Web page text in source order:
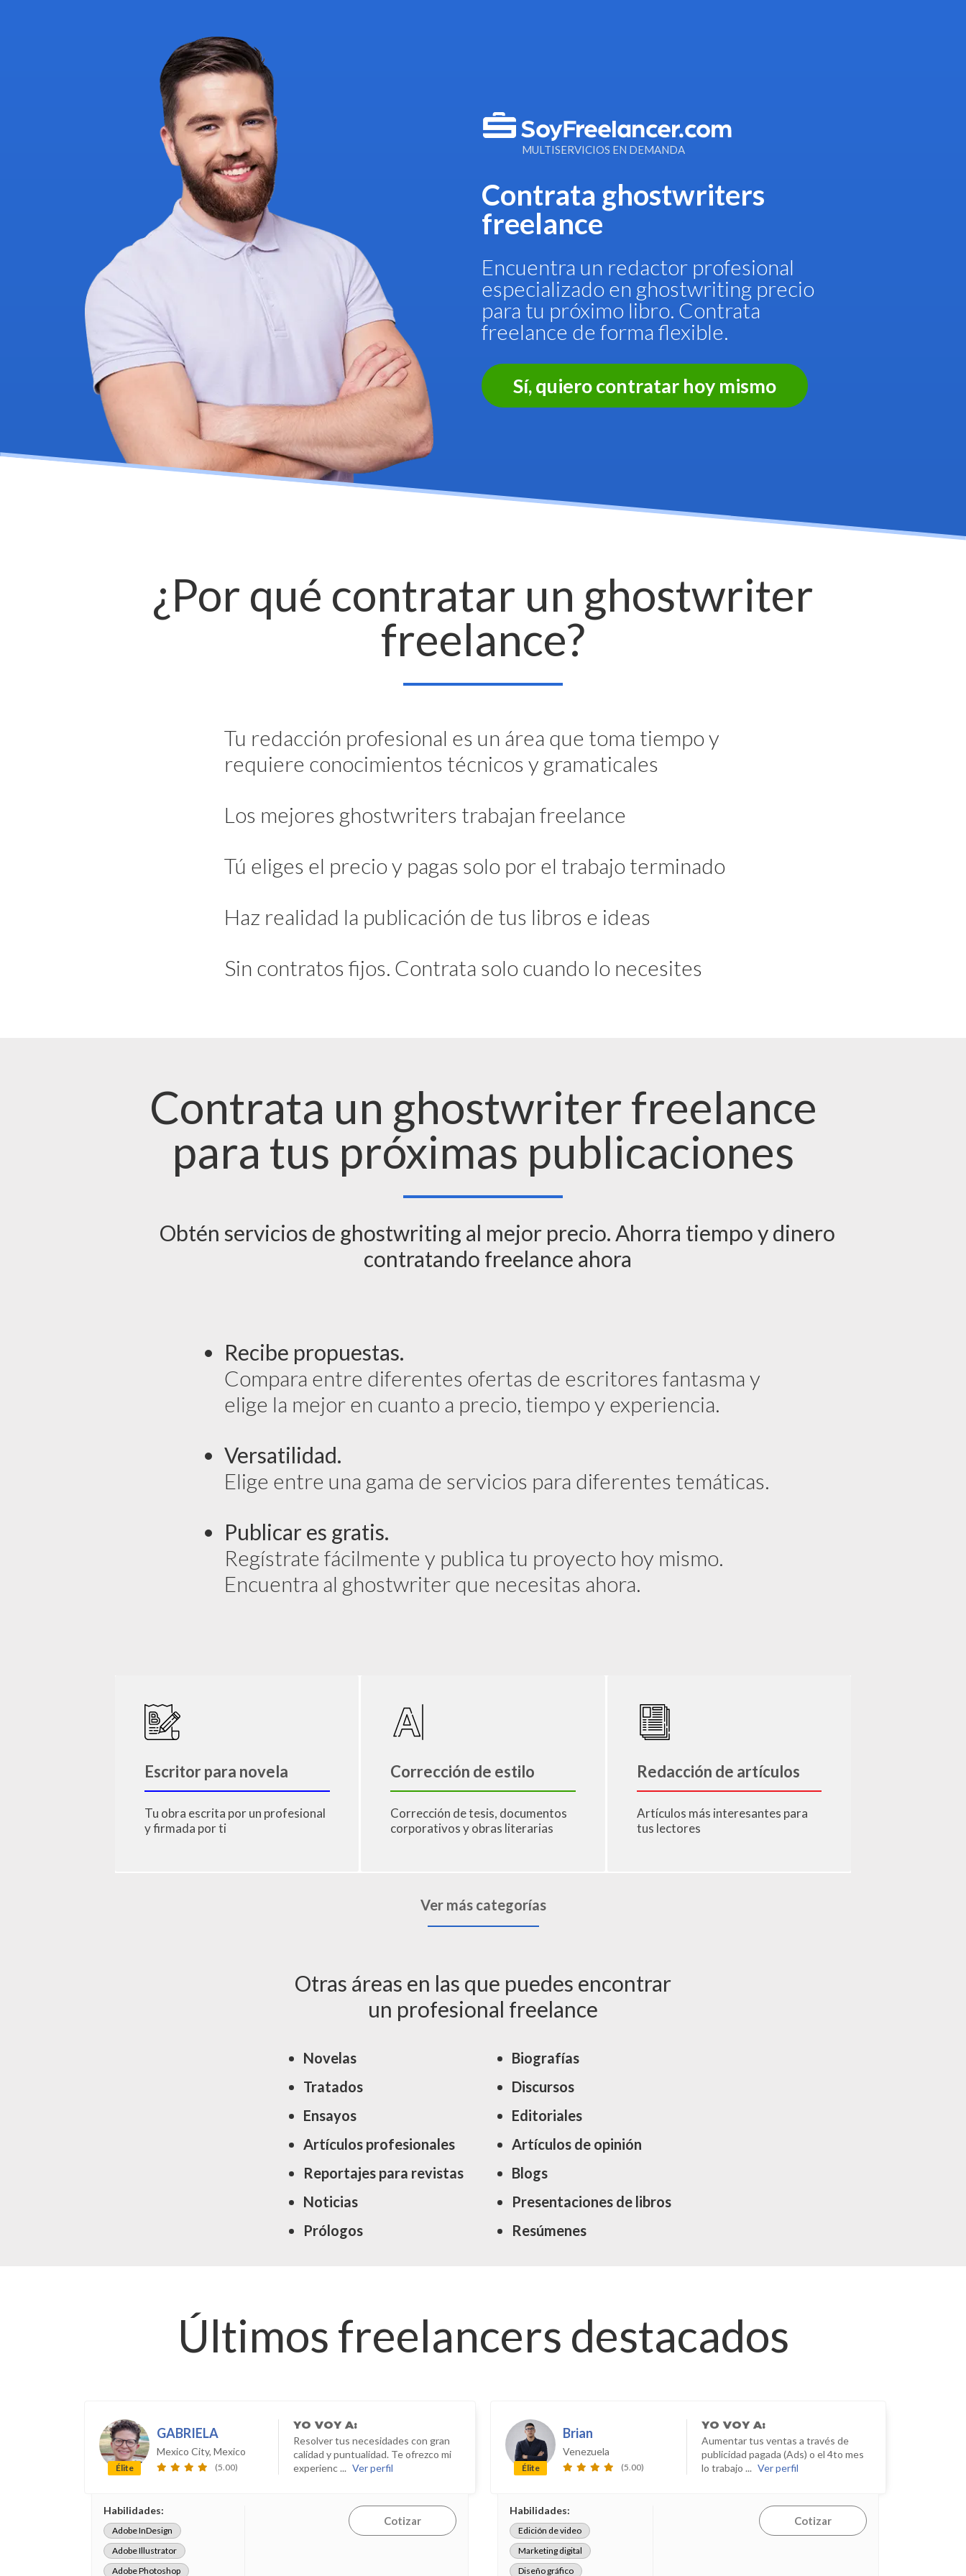
MULTISERVICIOS EN DEMANDA
Contrata ghostwriters
freelance
Encuentra un redactor profesional
especializado en ghostwriting precio
para tu próximo libro. Contrata
freelance de forma flexible.
Sí, quiero contratar hoy mismo
¿Por qué contratar un ghostwriter
freelance?
Tu redacción profesional es un área que toma tiempo y
requiere conocimientos técnicos y gramaticales
Los mejores ghostwriters trabajan freelance
Tú eliges el precio y pagas solo por el trabajo terminado
Haz realidad la publicación de tus libros e ideas
Sin contratos fijos. Contrata solo cuando lo necesites
Contrata un ghostwriter freelance
para tus próximas publicaciones
Obtén servicios de ghostwriting al mejor precio. Ahorra tiempo y dinero
contratando freelance ahora
Recibe propuestas.
Compara entre diferentes ofertas de escritores fantasma y
elige la mejor en cuanto a precio, tiempo y experiencia.
Versatilidad.
Elige entre una gama de servicios para diferentes temáticas.
Publicar es gratis.
Regístrate fácilmente y publica tu proyecto hoy mismo.
Encuentra al ghostwriter que necesitas ahora.
Escritor para novela
Tu obra escrita por un profesional
y firmada por ti
Corrección de estilo
Corrección de tesis, documentos
corporativos y obras literarias
Redacción de artículos
Artículos más interesantes para
tus lectores
Ver más categorías
Otras áreas en las que puedes encontrar
un profesional freelance
Novelas
Biografías
Tratados
Discursos
Ensayos
Editoriales
Artículos profesionales
Artículos de opinión
Reportajes para revistas
Blogs
Noticias
Presentaciones de libros
Prólogos
Resúmenes
Últimos freelancers destacados
Élite
GABRIELA
Mexico City, Mexico
(5.00)
YO VOY A:
Resolver tus necesidades con gran
calidad y puntualidad. Te ofrezco mi
experienc ... Ver perfil
Habilidades:
Adobe InDesign
Adobe Illustrator
Adobe Photoshop
Cotizar
Élite
Brian
Venezuela
(5.00)
YO VOY A:
Aumentar tus ventas a través de
publicidad pagada (Ads) o el 4to mes
lo trabajo ... Ver perfil
Habilidades:
Edición de video
Marketing digital
Diseño gráfico
Cotizar